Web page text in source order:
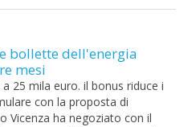
bollette dell'energia
mesi
25 mila euro. il bonus riduce i
con la proposta di
Vicenza ha negoziato con il